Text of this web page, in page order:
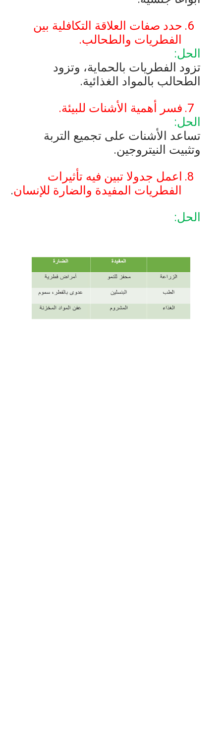
6. حدد صفات العلاقة التكافلية بين
الفطريات والطحالب.
الحل:
تزود الفطريات بالحماية، وتزود
الطحالب بالمواد الغذائية.
7. فسر أهمية الأشنات للبيئة.
الحل:
تساعد الأشنات على تجميع التربة
وتثبيت النيتروجين.
8.
اعمل جدولا تبين فيه تأثيرات
الفطريات المفيدة والضارة للإنسان.
الحل: